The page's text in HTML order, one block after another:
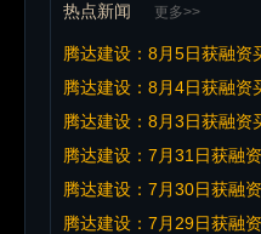
热点新闻 更多>>
腾达建设：8月5日获融资
腾达建设：8月4日获融资
腾达建设：8月3日获融资
腾达建设：7月31日获融
腾达建设：7月30日获融
腾达建设：7月29日获融